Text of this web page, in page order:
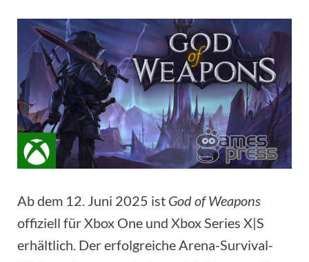
Ab dem 12. Juni 2025 ist God of Weapons
offiziell für Xbox One und Xbox Series X|S
erhältlich. Der erfolgreiche Arena-Survival-